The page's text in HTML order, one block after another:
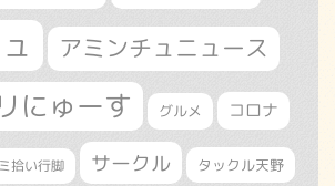
アミンチュニュース
にゅーす グルメ コロナ
拾い行脚 サークル タックル天野